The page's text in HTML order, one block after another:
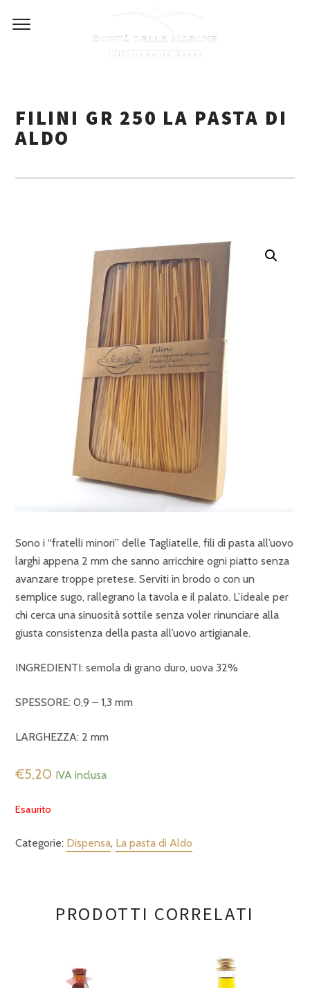
FILINI GR 250 LA PASTA DI
ALDO
Sono i “fratelli minori” delle Tagliatelle, fili di pasta all’uovo
larghi appena 2 mm che sanno arricchire ogni piatto senza
avanzare troppe pretese. Serviti in brodo o con un
semplice sugo, rallegrano la tavola e il palato. L’ideale per
chi cerca una sinuosità sottile senza voler rinunciare alla
giusta consistenza della pasta all’uovo artigianale.
INGREDIENTI: semola di grano duro, uova 32%
SPESSORE: 0,9 – 1,3 mm
LARGHEZZA: 2 mm
€5,20 IVA inclusa
Esaurito
Categorie: Dispensa, La pasta di Aldo
PRODOTTI CORRELATI